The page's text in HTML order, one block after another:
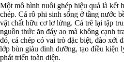
Một mô hình nuôi ghép hiệu quả là kết
chép. Cá rô phi sinh sống ở tầng nước
vật chất hữu cơ lơ lửng. Cá trê lại tập
nguồn thức ăn đáy ao mà không cạnh
đó, cá chép có vai trò đặc biệt, đào xới
lớp bùn giàu dinh dưỡng, tạo điều kiện
phát triển toàn diện.